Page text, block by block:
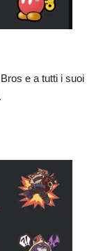
e a tutti i suoi